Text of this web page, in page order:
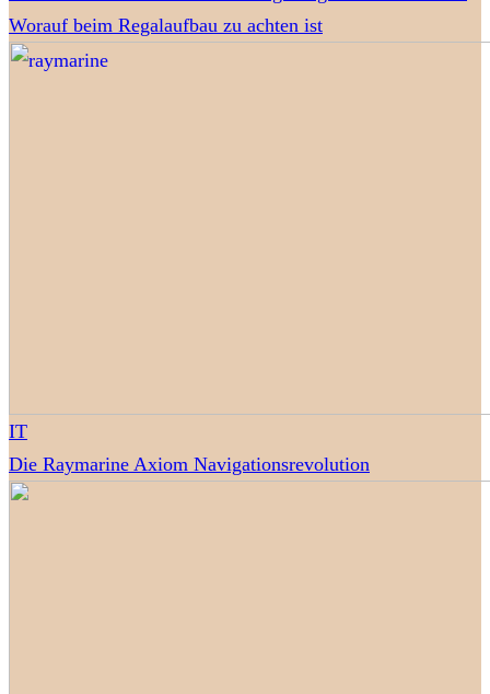
Worauf beim Regalaufbau zu achten ist
IT
Die Raymarine Axiom Navigationsrevolution